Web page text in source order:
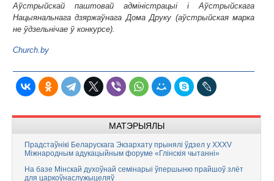
Аўстрыйскай паштовай адміністрацыі і Аўстрыйскага
Нацыянальнага дзяржаўнага Дома Друку (аўстрыйская марка
не ўдзельнічае ў конкурсе).
Church.by
МАТЭРЫЯЛЫ
Прадстаўнікі Беларускага Экзархату прынялі ўдзел у XXXV
Міжнародным адукацыйным форуме «Глінскія чытанні»
На базе Мінскай духоўнай семінарыі ўпершыню прайшоў злёт
для царкоўнаслужыцеляў